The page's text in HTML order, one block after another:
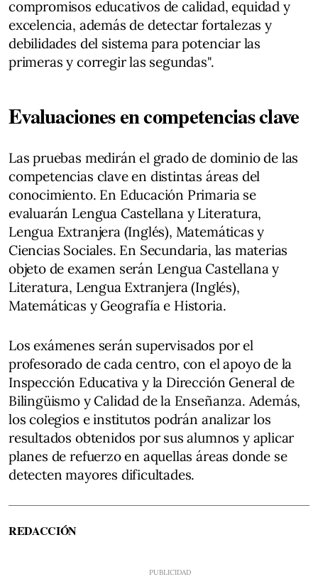
compromisos educativos de calidad, equidad y
excelencia, además de detectar fortalezas y
debilidades del sistema para potenciar las
primeras y corregir las segundas".
Evaluaciones en competencias clave
Las pruebas medirán el grado de dominio de las
competencias clave en distintas áreas del
conocimiento. En Educación Primaria se
evaluarán Lengua Castellana y Literatura,
Lengua Extranjera (Inglés), Matemáticas y
Ciencias Sociales. En Secundaria, las materias
objeto de examen serán Lengua Castellana y
Literatura, Lengua Extranjera (Inglés),
Matemáticas y Geografía e Historia.
Los exámenes serán supervisados por el
profesorado de cada centro, con el apoyo de la
Inspección Educativa y la Dirección General de
Bilingüismo y Calidad de la Enseñanza. Además,
los colegios e institutos podrán analizar los
resultados obtenidos por sus alumnos y aplicar
planes de refuerzo en aquellas áreas donde se
detecten mayores dificultades.
REDACCIÓN